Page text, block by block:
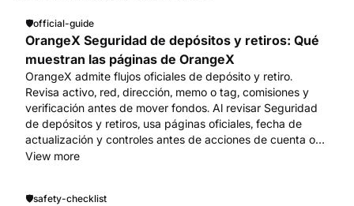
🛡️official-guide
OrangeX Seguridad de depósitos y retiros: Qué
muestran las páginas de OrangeX
OrangeX admite flujos oficiales de depósito y retiro.
Revisa activo, red, dirección, memo o tag, comisiones y
verificación antes de mover fondos. Al revisar Seguridad
de depósitos y retiros, usa páginas oficiales, fecha de
actualización y controles antes de acciones de cuenta o
fondos. Empieza en www.orangex.com.
View more
🛡️safety-checklist